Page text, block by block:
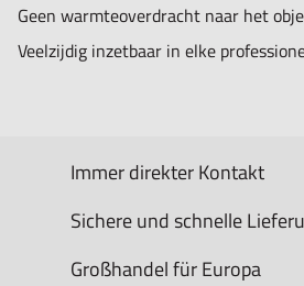
Geen warmteoverdracht naar het
Veelzijdig inzetbaar in elke
Immer direkter Kontakt
Sichere und schnelle
Großhandel für Europa